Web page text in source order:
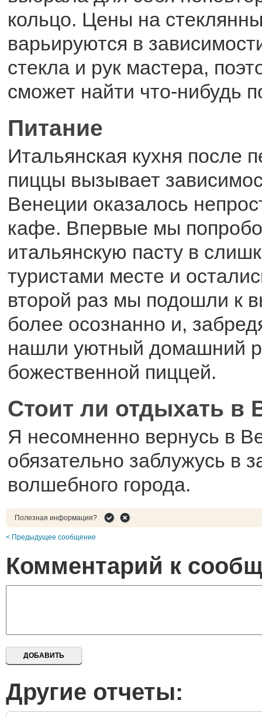
кольцо. Цены на
варьируются в
стекла и рук мастера,
сможет найти что-нибудь
Питание
Итальянская кухня после
пиццы вызывает
Венеции оказалось
кафе. Впервые мы
итальянскую пасту в
туристами месте и
второй раз мы подошли к
более осознанно и,
нашли уютный домашний
божественной пиццей.
Стоит ли отдыхать в
Я несомненно вернусь в
обязательно заблужусь в
волшебного города.
Полезная информация?
< Предыдущее сообщение
Комментарий к
Другие отчеты: